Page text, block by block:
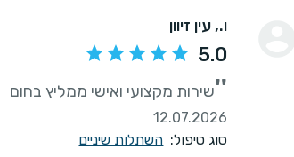
ו., עין זיוון
5.0
''שירות מקצועי ואישי ממליץ בחום
12.07.2026
סוג טיפול: השתלות שיניים